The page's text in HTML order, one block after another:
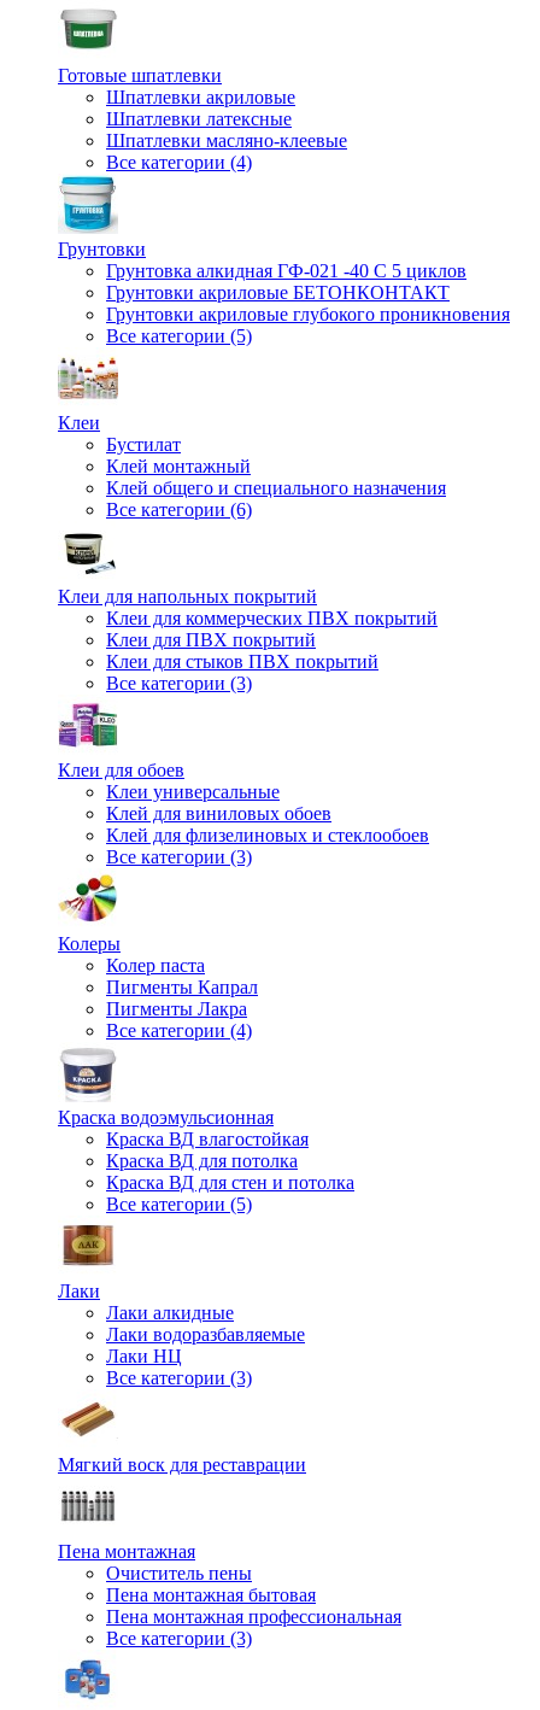
Готовые шпатлевки
Шпатлевки акриловые
Шпатлевки латексные
Шпатлевки масляно-клеевые
Все категории (4)
Грунтовки
Грунтовка алкидная ГФ-021 -40 С 5 циклов
Грунтовки акриловые БЕТОНКОНТАКТ
Грунтовки акриловые глубокого проникновения
Все категории (5)
Клеи
Бустилат
Клей монтажный
Клей общего и специального назначения
Все категории (6)
Клеи для напольных покрытий
Клеи для коммерческих ПВХ покрытий
Клеи для ПВХ покрытий
Клеи для стыков ПВХ покрытий
Все категории (3)
Клеи для обоев
Клеи универсальные
Клей для виниловых обоев
Клей для флизелиновых и стеклообоев
Все категории (3)
Колеры
Колер паста
Пигменты Капрал
Пигменты Лакра
Все категории (4)
Краска водоэмульсионная
Краска ВД влагостойкая
Краска ВД для потолка
Краска ВД для стен и потолка
Все категории (5)
Лаки
Лаки алкидные
Лаки водоразбавляемые
Лаки НЦ
Все категории (3)
Мягкий воск для реставрации
Пена монтажная
Очиститель пены
Пена монтажная бытовая
Пена монтажная профессиональная
Все категории (3)